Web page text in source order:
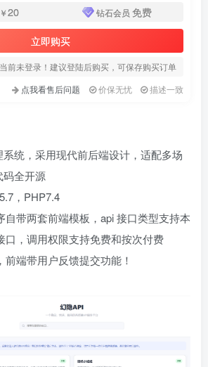
￥20 钻石会员 免费
立即购买
前未登录！建议登陆后购买，可保存购买订单
点我看售后问题
价保无忧 描述一致
统，采用现代前后端设计，适配多场
码全开源
，PHP7.4
自带两套前端模板，api 接口类型支持本
口，调用权限支持免费和按次付费
端带用户反馈提交功能！